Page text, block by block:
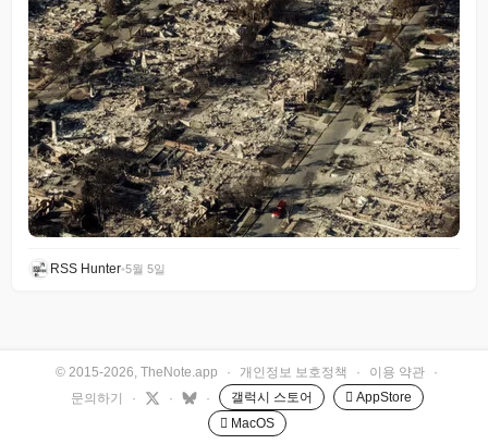
RSS Hunter•5월 5일
© 2015-2026, TheNote.app · 개인정보 보호정책 · 이용 약관
·
문의하기
· · · 갤럭시 스토어
 AppStore
 MacOS